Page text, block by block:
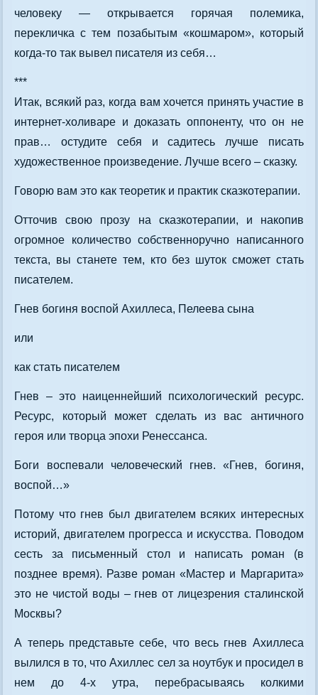
человеку — открывается горячая полемика,
перекличка с тем позабытым «кошмаром», который
когда-то так вывел писателя из себя…
***
Итак, всякий раз, когда вам хочется принять участие в
интернет-холиваре и доказать оппоненту, что он не
прав… остудите себя и садитесь лучше писать
художественное произведение. Лучше всего – сказку.
Говорю вам это как теоретик и практик сказкотерапии.
Отточив свою прозу на сказкотерапии, и накопив
огромное количество собственноручно написанного
текста, вы станете тем, кто без шуток сможет стать
писателем.
Гнев богиня воспой Ахиллеса, Пелеева сына
или
как стать писателем
Гнев – это наиценнейший психологический ресурс.
Ресурс, который может сделать из вас античного
героя или творца эпохи Ренессанса.
Боги воспевали человеческий гнев. «Гнев, богиня,
воспой…»
Потому что гнев был двигателем всяких интересных
историй, двигателем прогресса и искусства. Поводом
сесть за письменный стол и написать роман (в
позднее время). Разве роман «Мастер и Маргарита»
это не чистой воды – гнев от лицезрения сталинской
Москвы?
А теперь представьте себе, что весь гнев Ахиллеса
вылился в то, что Ахиллес сел за ноутбук и просидел в
нем до 4-х утра, перебрасываясь колкими